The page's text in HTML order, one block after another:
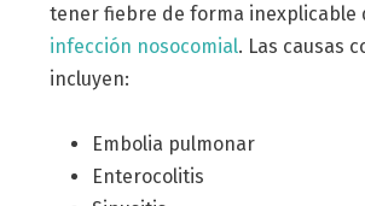
tener fiebre de forma inexplicable
infección nosocomial. Las causas
incluyen:
Embolia pulmonar
Enterocolitis